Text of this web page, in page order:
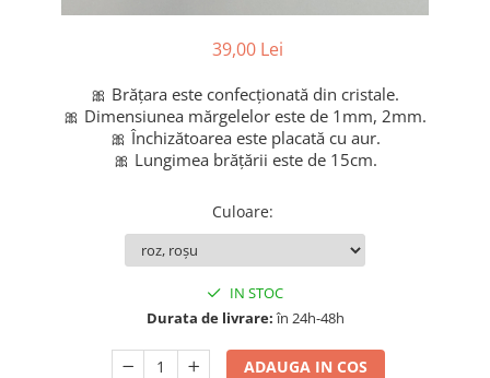
39,00 Lei
🎀 Brățara este confecționată din cristale.
🎀 Dimensiunea mărgelelor este de 1mm, 2mm.
🎀 Închizătoarea este placată cu aur.
🎀 Lungimea brățării este de 15cm.
Culoare:
IN STOC
Durata de livrare:în 24h-48h
ADAUGA IN COS